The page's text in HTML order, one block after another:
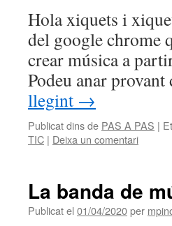
Hola xiquets i
del google chrome
crear música a
Podeu anar
llegint →
Publicat dins de PAS A PAS |
TIC | Deixa un comentari
La banda de
Publicat el 01/04/2020per